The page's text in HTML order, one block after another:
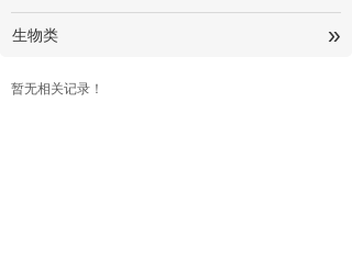
生物类 »
暂无相关记录！